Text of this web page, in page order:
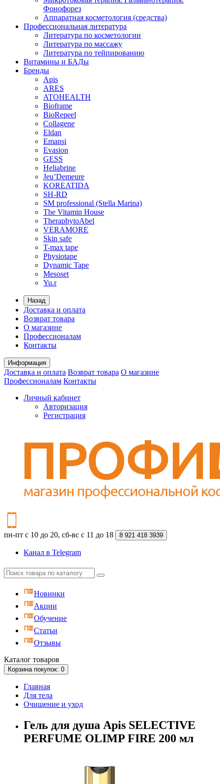
Фонофорез
Аппаратная косметология (средства)
Профессиональная литература
Литература по косметологии
Литература по массажу
Литература по тейпированию
Витамины и БАДы
Бренды
Apis
ARES
ATOHEALTH
Bioframe
BioRepeel
Collagene
Eldan
Emansi
Evasion
GESS
Heliabrine
Jeu’Demeure
KOREATIDA
SH-RD
SM professional (Stella Marina)
The Vitamin House
TheraphytoAbel
VERAMORE
Skin safe
T-max tape
Physiotape
Dynamic Tape
Mesoset
Yu.r
Назад
Доставка и оплата
Возврат товара
О магазине
Профессионалам
Контакты
Информация
Доставка и оплата Возврат товара О магазине
Профессионалам Контакты
Личный кабинет
Авторизация
Регистрация
пн-пт с 10 до 20, сб-вс с 11 до 18 8 921 418 3939
Канал в Telegram
Новинки
Акции
Обучение
Статьи
Отзывы
Каталог товаров
Корзинапокупок: 0
Главная
Для тела
Очищение и уход
Гель для душа Apis SELECTIVE
PERFUME OLIMP FIRE 200 мл